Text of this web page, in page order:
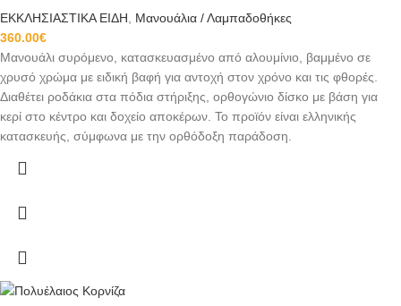
ΕΚΚΛΗΣΙΑΣΤΙΚΑ ΕΙΔΗ
Μανουάλια / Λαμπαδοθήκες
360.00€
Μανουάλι συρόμενο, κατασκευασμένο από αλουμίνιο, βαμμένο σε
χρυσό χρώμα με ειδική βαφή για αντοχή στον χρόνο και τις φθορές.
Διαθέτει ροδάκια στα πόδια στήριξης, ορθογώνιο δίσκο με βάση για
κερί στο κέντρο και δοχείο αποκέρων. Το προϊόν είναι ελληνικής
κατασκευής, σύμφωνα με την ορθόδοξη παράδοση.